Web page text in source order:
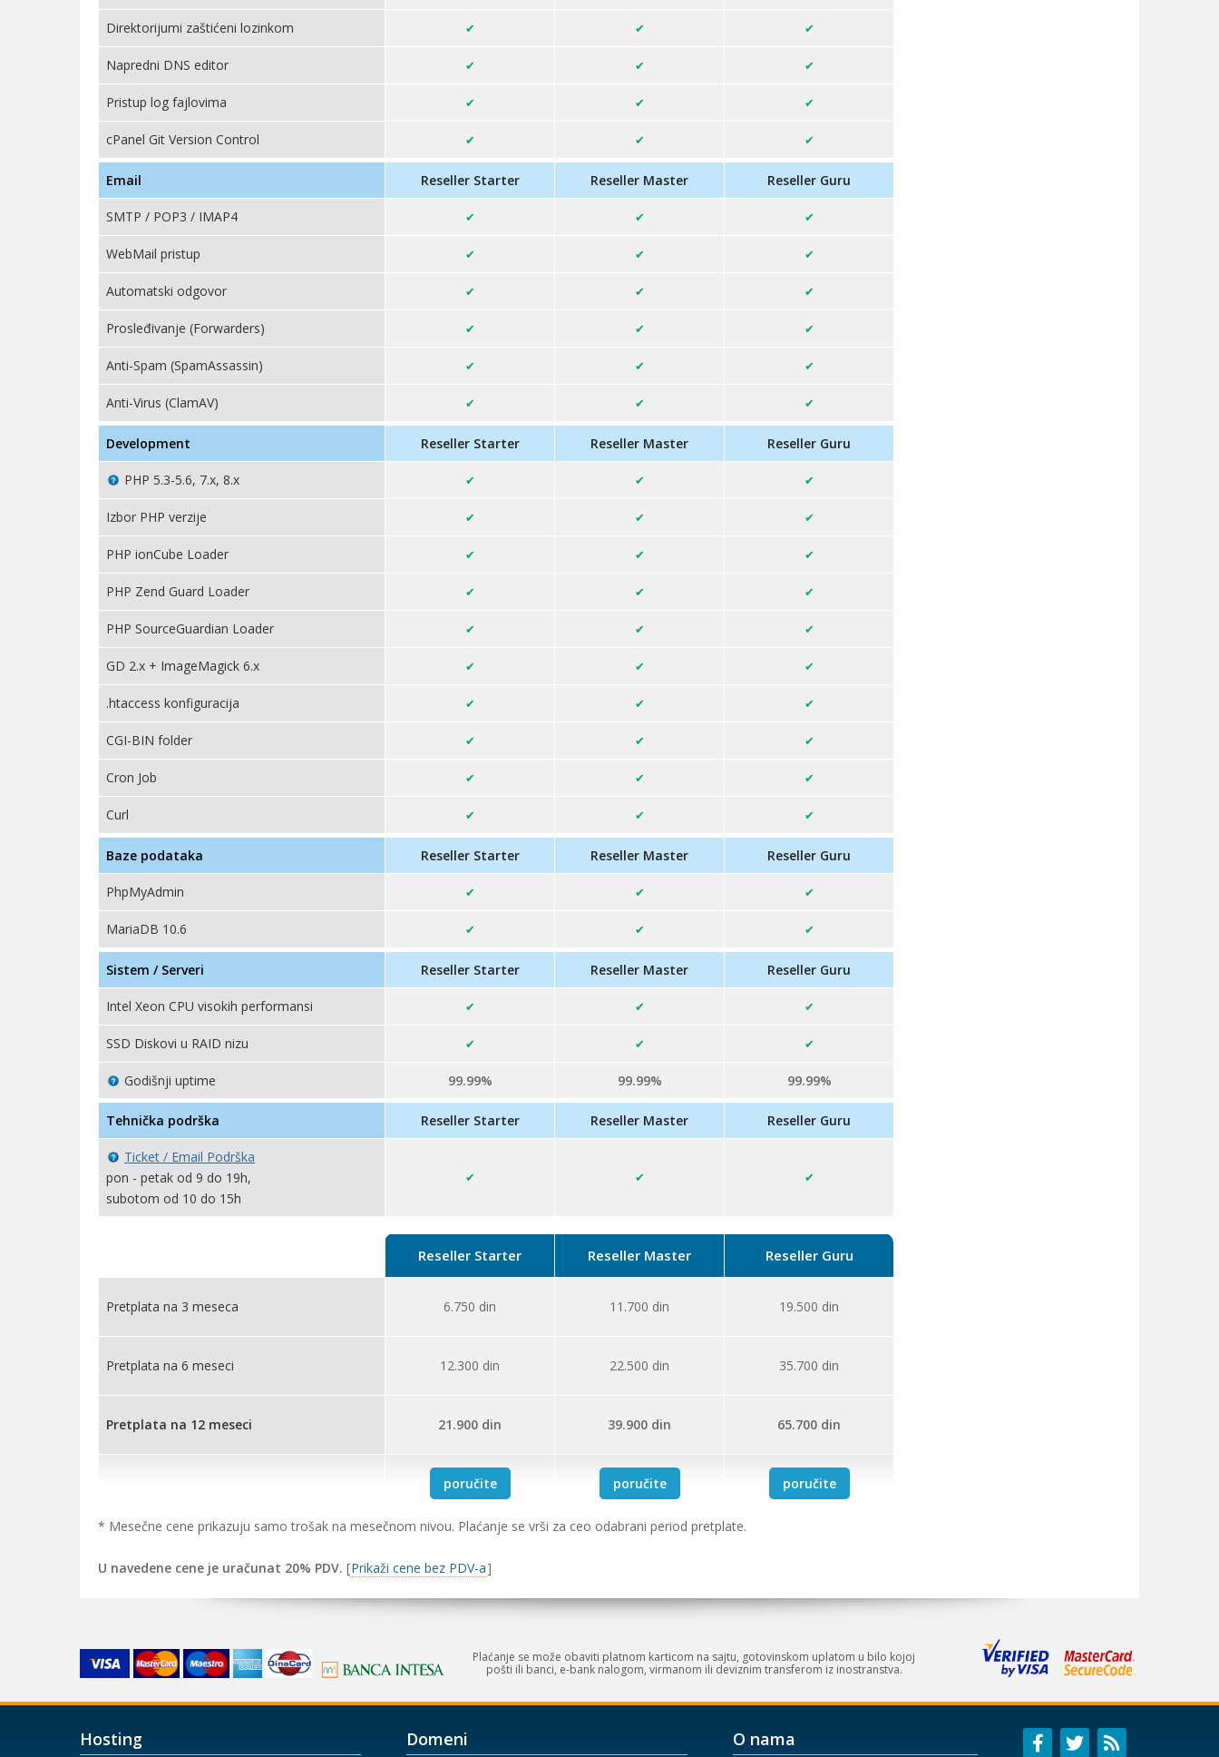
Direktorijumi zaštićeni lozinkom
Napredni DNS editor
Pristup log fajlovima
cPanel Git Version Control
Email Reseller Starter Reseller Master Reseller Guru
SMTP / POP3 / IMAP4
WebMail pristup
Automatski odgovor
Prosleđivanje (Forwarders)
Anti-Spam (SpamAssassin)
Anti-Virus (ClamAV)
Development Reseller Starter Reseller Master Reseller Guru
PHP 5.3-5.6, 7.x, 8.x
Izbor PHP verzije
PHP ionCube Loader
PHP Zend Guard Loader
PHP SourceGuardian Loader
GD 2.x + ImageMagick 6.x
.htaccess konfiguracija
CGI-BIN folder
Cron Job
Curl
Baze podataka Reseller Starter Reseller Master Reseller Guru
PhpMyAdmin
MariaDB 10.6
Sistem / Serveri Reseller Starter Reseller Master Reseller Guru
Intel Xeon CPU visokih performansi
SSD Diskovi u RAID nizu
Godišnji uptime 99.99% 99.99% 99.99%
Tehnička podrška Reseller Starter Reseller Master Reseller Guru
Ticket / Email Podrška
pon - petak od 9 do 19h,
subotom od 10 do 15h
Reseller Starter Reseller Master Reseller Guru
Pretplata na 3 meseca 6.750 din 11.700 din 19.500 din
Pretplata na 6 meseci 12.300 din 22.500 din 35.700 din
Pretplata na 12 meseci 21.900 din 39.900 din 65.700 din
poručite poručite poručite
* Mesečne cene prikazuju samo trošak na mesečnom nivou. Plaćanje se vrši za ceo odabrani period pretplate.
U navedene cene je uračunat 20% PDV. [Prikaži cene bez PDV-a]
Plaćanje se može obaviti platnom karticom na sajtu, gotovinskom uplatom u bilo kojoj
pošti ili banci, e-bank nalogom, virmanom ili deviznim transferom iz inostranstva.
Hosting Domeni O nama